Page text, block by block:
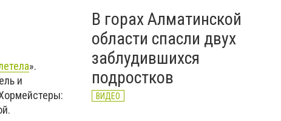
».
и
В горах Алматинской
области спасли двух
заблудившихся
подростков
ВИДЕО